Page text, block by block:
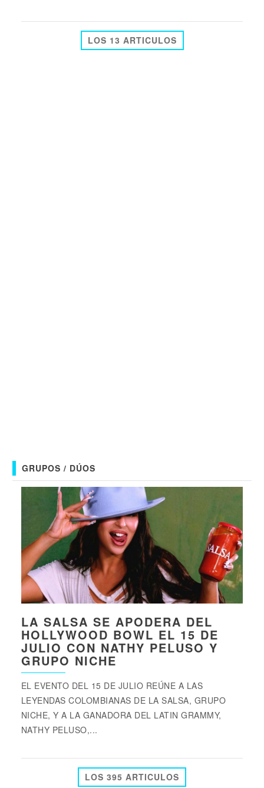
LOS 13 ARTICULOS
GRUPOS / DÚOS
LA SALSA SE APODERA DEL
HOLLYWOOD BOWL EL 15 DE
JULIO CON NATHY PELUSO Y
GRUPO NICHE
EL EVENTO DEL 15 DE JULIO REÚNE A LAS
LEYENDAS COLOMBIANAS DE LA SALSA, GRUPO
NICHE, Y A LA GANADORA DEL LATIN GRAMMY,
NATHY PELUSO,...
LOS 395 ARTICULOS